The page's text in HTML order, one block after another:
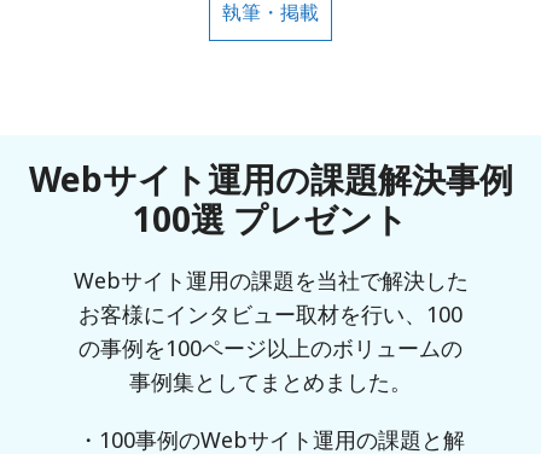
執筆・掲載
Webサイト運用の課題解決事例
100選 プレゼント
Webサイト運用の課題を当社で解決した
お客様にインタビュー取材を行い、100
の事例を100ページ以上のボリュームの
事例集としてまとめました。
・100事例のWebサイト運用の課題と解